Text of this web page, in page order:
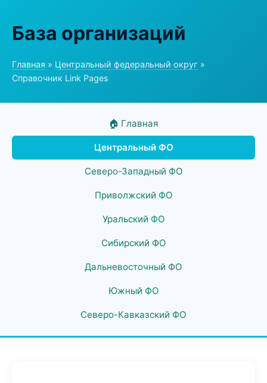
База организаций
Главная » Центральный федеральный округ »
Справочник Link Pages
🏠 Главная
Центральный ФО
Северо-Западный ФО
Приволжский ФО
Уральский ФО
Сибирский ФО
Дальневосточный ФО
Южный ФО
Северо-Кавказский ФО